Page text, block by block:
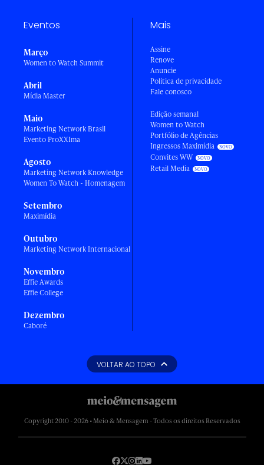
Eventos
Março
Women to Watch Summit
Abril
Mídia Master
Maio
Marketing Network Brasil
Evento ProXXIma
Agosto
Marketing Network Knowledge
Women To Watch - Homenagem
Setembro
Maximídia
Outubro
Marketing Network Internacional
Novembro
Effie Awards
Effie College
Dezembro
Caboré
Mais
Assine
Renove
Anuncie
Política de privacidade
Fale conosco
Edição semanal
Women to Watch
Portfólio de Agências
Ingressos Maximídia
Convites WW
Retail Media
VOLTAR AO TOPO
Copyright 2010 - 2026 • Meio & Mensagem - Todos os direitos Reservados